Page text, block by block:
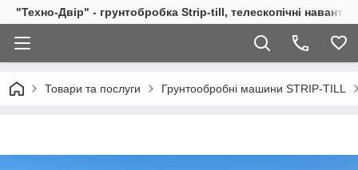
"Техно-Двір" - грунтобробка Strip-till, телескопічні
Товари та послуги Грунтообробні машини STRIP-TILL